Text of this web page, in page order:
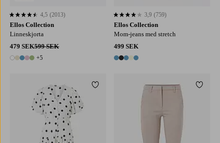
Ellos Collection
Linneskjorta
479 SEK599 SEK
10 färger
+5
4,5 baserat på 2013 st betyg
4,5 (2013)
Ellos Collection
Mom-jeans med stretch
499 SEK
5 färger
3,9 baserat på 759 st betyg
3,9 (759)
Lägg till i favoriter Lägg